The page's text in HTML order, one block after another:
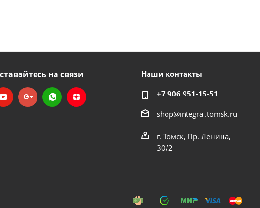
на связи Наши контакты
+7 906 951-15-51
shop@integral.tomsk.ru
г. Томск, Пр. Ленина,
30/2